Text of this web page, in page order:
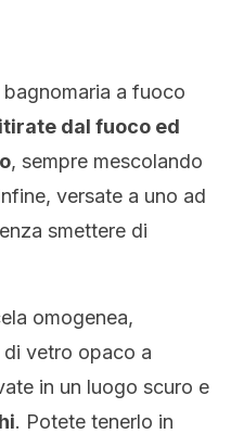
a fuoco
dal fuoco ed
, sempre mescolando
versate a uno ad
smettere di
omogenea,
vetro opaco a
in un luogo scuro e
. Potete tenerlo in